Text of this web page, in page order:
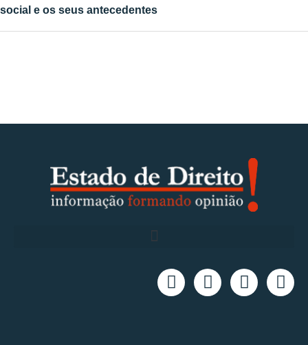
social e os seus antecedentes